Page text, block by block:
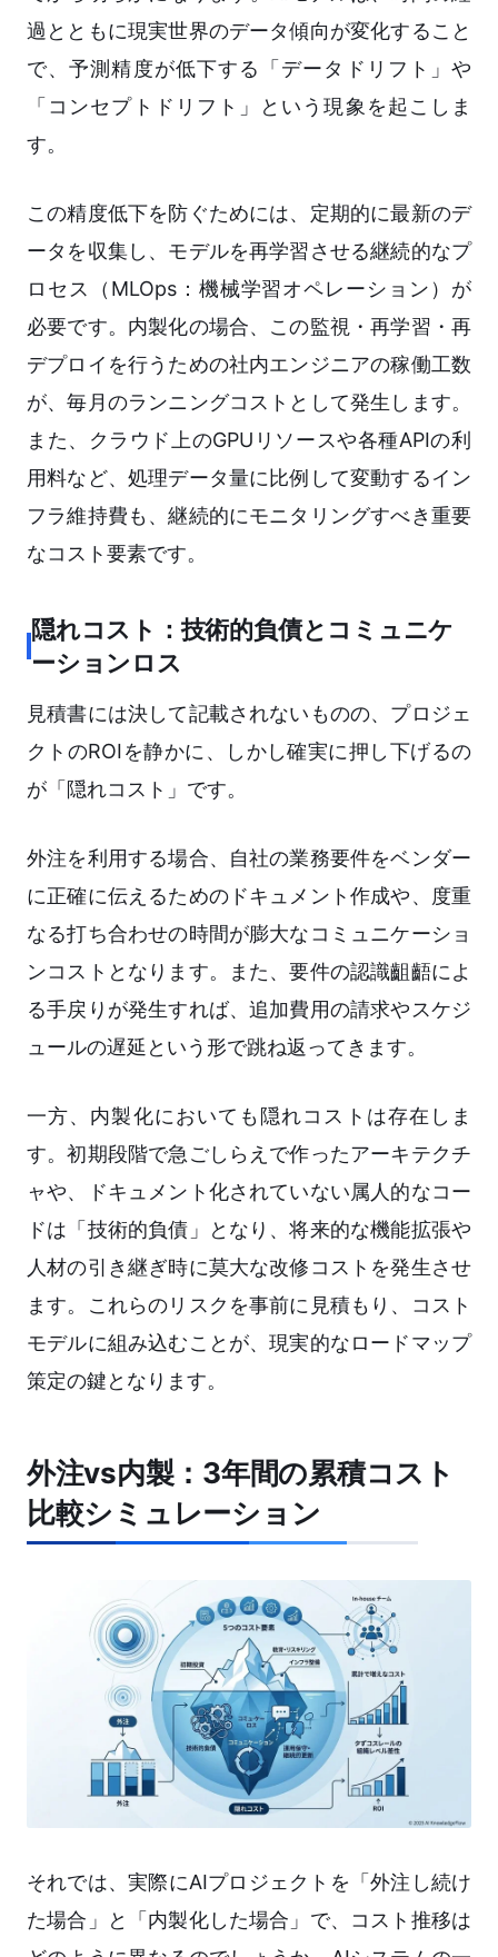
過とともに現実世界のデータ傾向が変化すること
で、予測精度が低下する「データドリフト」や
「コンセプトドリフト」という現象を起こしま
す。
この精度低下を防ぐためには、定期的に最新のデ
ータを収集し、モデルを再学習させる継続的なプ
ロセス（MLOps：機械学習オペレーション）が
必要です。内製化の場合、この監視・再学習・再
デプロイを行うための社内エンジニアの稼働工数
が、毎月のランニングコストとして発生します。
また、クラウド上のGPUリソースや各種APIの利
用料など、処理データ量に比例して変動するイン
フラ維持費も、継続的にモニタリングすべき重要
なコスト要素です。
隠れコスト：技術的負債とコミュニケ
ーションロス
見積書には決して記載されないものの、プロジェ
クトのROIを静かに、しかし確実に押し下げるの
が「隠れコスト」です。
外注を利用する場合、自社の業務要件をベンダー
に正確に伝えるためのドキュメント作成や、度重
なる打ち合わせの時間が膨大なコミュニケーショ
ンコストとなります。また、要件の認識齟齬によ
る手戻りが発生すれば、追加費用の請求やスケジ
ュールの遅延という形で跳ね返ってきます。
一方、内製化においても隠れコストは存在しま
す。初期段階で急ごしらえで作ったアーキテクチ
ャや、ドキュメント化されていない属人的なコー
ドは「技術的負債」となり、将来的な機能拡張や
人材の引き継ぎ時に莫大な改修コストを発生させ
ます。これらのリスクを事前に見積もり、コスト
モデルに組み込むことが、現実的なロードマップ
策定の鍵となります。
外注vs内製：3年間の累積コスト
比較シミュレーション
それでは、実際にAIプロジェクトを「外注し続け
た場合」と「内製化した場合」で、コスト推移は